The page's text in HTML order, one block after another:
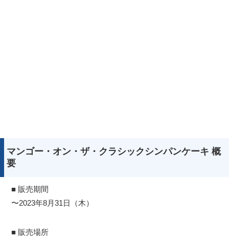
マンゴー・オン・ザ・クラシックシンパンケーキ 概
要
■ 販売期間
〜2023年8月31日（木）
■ 販売場所